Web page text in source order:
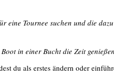
eine Tournee suchen und die
in einer Bucht die Zeit
du als erstes ändern oder